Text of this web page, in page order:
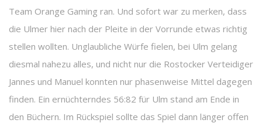
Team Orange Gaming ran. Und sofort war zu merken, dass
die Ulmer hier nach der Pleite in der Vorrunde etwas richtig
stellen wollten. Unglaubliche Würfe fielen, bei Ulm gelang
diesmal nahezu alles, und nicht nur die Rostocker Verteidiger
Jannes und Manuel konnten nur phasenweise Mittel dagegen
finden. Ein ernüchterndes 56:82 für Ulm stand am Ende in
den Büchern. Im Rückspiel sollte das Spiel dann länger offen